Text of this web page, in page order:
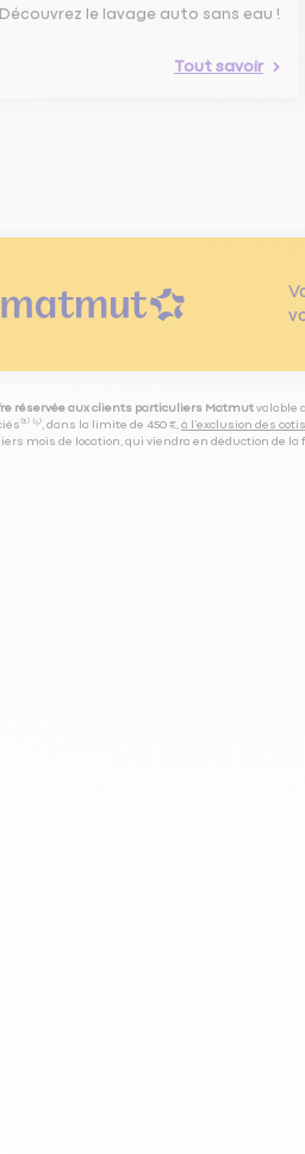
Découvrez le lavage auto sans eau !
Tout savoir
réservée aux clients particuliers Matmut valable
⁽⁵⁾, dans la limite de 450 €, à l’exclusion des
mois de location, qui viendra en déduction de la